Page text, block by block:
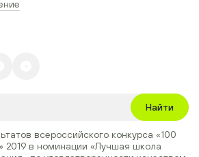
Найти
всероссийского конкурса «100
2019 в номинации «Лучшая школа